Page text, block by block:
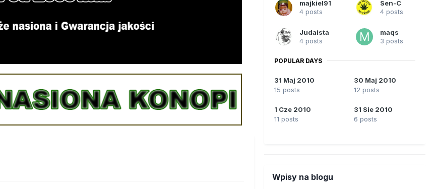
majkiel91
4 posts
Sen-C
4 posts
Judaista
4 posts
maqs
3 posts
POPULAR DAYS
31 Maj 2010
15 posts
30 Maj 2010
12 posts
1 Cze 2010
11 posts
31 Sie 2010
6 posts
Wpisy na blogu